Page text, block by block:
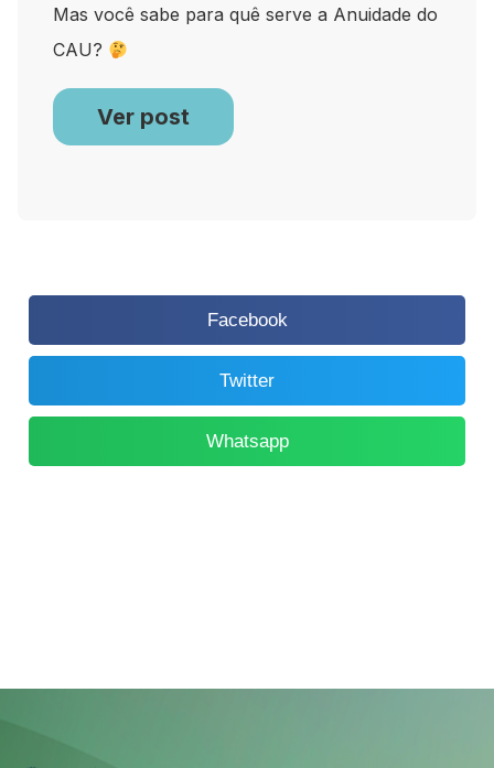
Mas você sabe para quê serve a Anuidade do
CAU?
Ver post
Facebook
Twitter
Whatsapp